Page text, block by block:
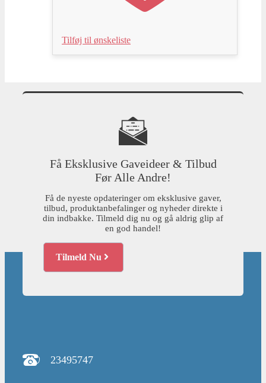
Tilføj til ønskeliste
Få Eksklusive Gaveideer & Tilbud
Før Alle Andre!
Få de nyeste opdateringer om eksklusive gaver,
tilbud, produktanbefalinger og nyheder direkte i
din indbakke. Tilmeld dig nu og gå aldrig glip af
en god handel!
Tilmeld Nu
23495747